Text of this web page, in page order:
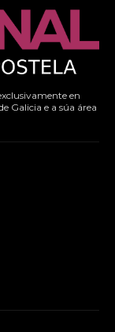
en
Galicia e a súa área